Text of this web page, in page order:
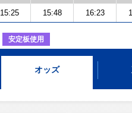
15:25 15:48 16:23
安定板使用
オッズ